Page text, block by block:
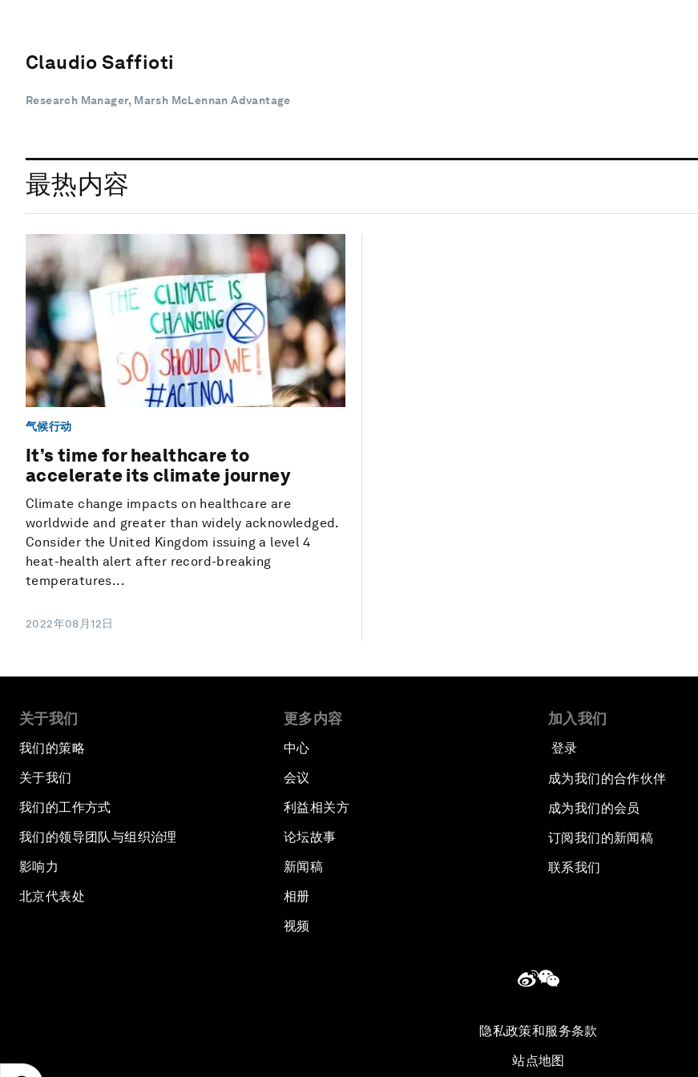
Claudio Saffioti
Research Manager, Marsh McLennan Advantage
最热内容
气候行动
It’s time for healthcare to
accelerate its climate journey
Climate change impacts on healthcare are
worldwide and greater than widely acknowledged.
Consider the United Kingdom issuing a level 4
heat-health alert after record-breaking
temperatures...
2022年08月12日
关于我们
我们的策略
关于我们
我们的工作方式
我们的领导团队与组织治理
影响力
北京代表处
更多内容
中心
会议
利益相关方
论坛故事
新闻稿
相册
视频
加入我们
登录
成为我们的合作伙伴
成为我们的会员
订阅我们的新闻稿
联系我们
隐私政策和服务条款
站点地图